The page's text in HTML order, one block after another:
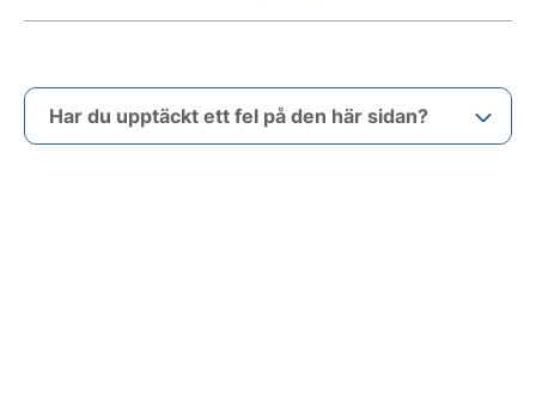
Har du upptäckt ett fel på den här sidan?